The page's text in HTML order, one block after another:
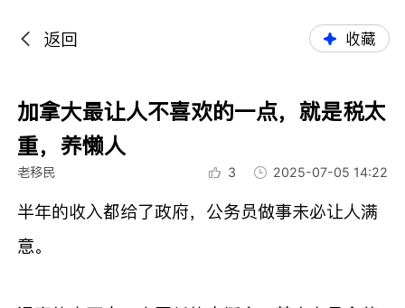
返回 收藏
加拿大最让人不喜欢的一点，就是税太
重，养懒人
老移民 3 2025-07-05 14:22
半年的收入都给了政府，公务员做事未必让人满
意。